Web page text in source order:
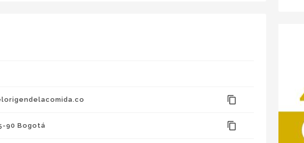
content_copy
90 Bogotá content_copy